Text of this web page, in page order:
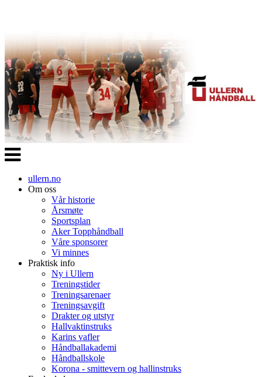
Veksle
navigasjon
ullern.no
Om oss
Vår historie
Årsmøte
Sportsplan
Aker Topphåndball
Våre sponsorer
Vi minnes
Praktisk info
Ny i Ullern
Treningstider
Treningsarenaer
Treningsavgift
Drakter og utstyr
Hallvaktinstruks
Karins vafler
Håndballakademi
Håndballskole
Korona - smittevern og hallinstruks